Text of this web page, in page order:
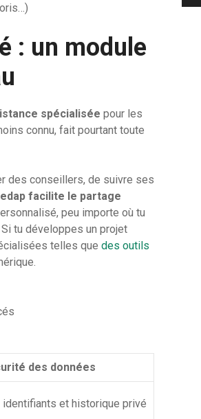
: un module
spécialisée pour les
connu, fait pourtant toute
des conseillers, de suivre ses
facilite le partage
peu importe où tu
tu développes un projet
telles que des outils
des données
et historique privé